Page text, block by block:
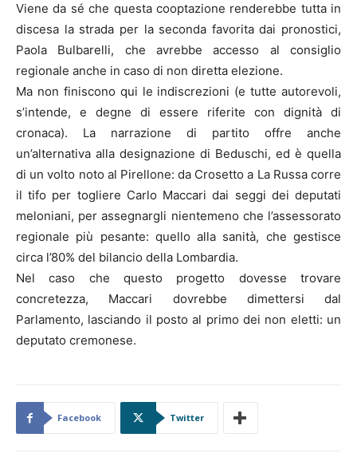
Viene da sé che questa cooptazione renderebbe tutta in
discesa la strada per la seconda favorita dai pronostici,
Paola Bulbarelli, che avrebbe accesso al consiglio
regionale anche in caso di non diretta elezione.
Ma non finiscono qui le indiscrezioni (e tutte autorevoli,
s’intende, e degne di essere riferite con dignità di
cronaca). La narrazione di partito offre anche
un’alternativa alla designazione di Beduschi, ed è quella
di un volto noto al Pirellone: da Crosetto a La Russa corre
il tifo per togliere Carlo Maccari dai seggi dei deputati
meloniani, per assegnargli nientemeno che l’assessorato
regionale più pesante: quello alla sanità, che gestisce
circa l’80% del bilancio della Lombardia.
Nel caso che questo progetto dovesse trovare
concretezza, Maccari dovrebbe dimettersi dal
Parlamento, lasciando il posto al primo dei non eletti: un
deputato cremonese.
Facebook Twitter